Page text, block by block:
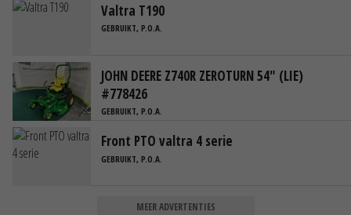
Valtra T190
GEBRUIKT, P.O.A.
JOHN DEERE Z740R ZEROTURN 54" (LIE)
#778426
GEBRUIKT, P.O.A.
Front PTO valtra 4 serie
GEBRUIKT, P.O.A.
MEER ADVERTENTIES